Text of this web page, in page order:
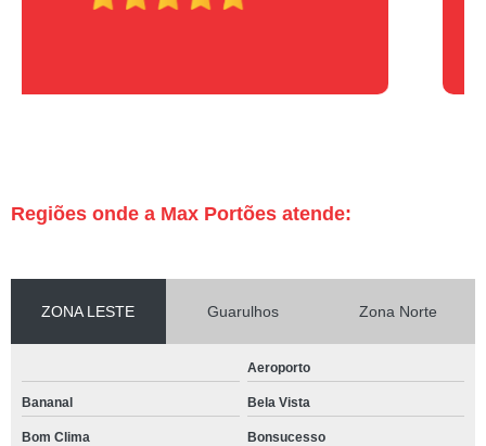
Regiões onde a Max Portões atende:
ZONA LESTE Guarulhos Zona Norte
Aeroporto
Bananal Bela Vista
Bom Clima Bonsucesso